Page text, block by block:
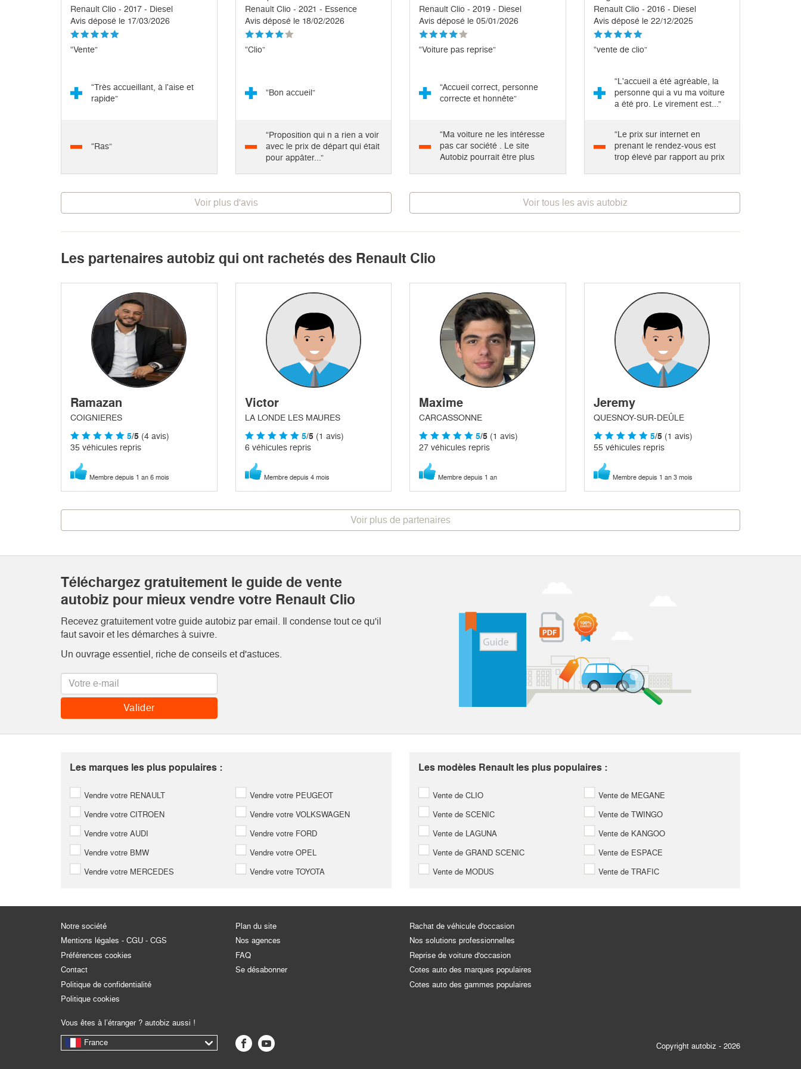
Renault Clio - 2017 - Diesel
Avis déposé le 17/03/2026
“Vente”
“Très accueillant, à l'aise et
rapide”
“Ras”
Renault Clio - 2021 - Essence
Avis déposé le 18/02/2026
“Clio”
“Bon accueil”
“Proposition qui n a rien a voir
avec le prix de départ qui était
pour appâter...”
Renault Clio - 2019 - Diesel
Avis déposé le 05/01/2026
“Voiture pas reprise”
“Accueil correct, personne
correcte et honnête”
“Ma voiture ne les intéresse
pas car société . Le site
Autobiz pourrait être plus
Renault Clio - 2016 - Diesel
Avis déposé le 22/12/2025
“vente de clio”
“L'accueil a été agréable, la
personne qui a vu ma voiture
a été pro. Le virement est...”
“Le prix sur internet en
prenant le rendez-vous est
trop élevé par rapport au prix
Voir plus d'avis Voir tous les avis autobiz
Les partenaires autobiz qui ont rachetés des Renault Clio
Ramazan
COIGNIERES
5/5 (4 avis)
35 véhicules repris
Membre depuis 1 an 6 mois
Victor
LA LONDE LES MAURES
5/5(1 avis)
6 véhicules repris
Membre depuis 4 mois
Maxime
CARCASSONNE
5/5 (1 avis)
27 véhicules repris
Membre depuis 1 an
Jeremy
QUESNOY-SUR-DEÛLE
5/5(1 avis)
55 véhicules repris
Membre depuis 1 an 3 mois
Voir plus de partenaires
Téléchargez gratuitement le guide de vente
autobiz pour mieux vendre votre Renault Clio
Recevez gratuitement votre guide autobiz par email. Il condense tout ce qu'il
faut savoir et les démarches à suivre.
Un ouvrage essentiel, riche de conseils et d'astuces.
Les marques les plus populaires :
Vendre votre RENAULT Vendre votre PEUGEOT
Vendre votre CITROEN Vendre votre VOLKSWAGEN
Vendre votre AUDI Vendre votre FORD
Vendre votre BMW Vendre votre OPEL
Vendre votre MERCEDES Vendre votre TOYOTA
Les modèles Renault les plus populaires :
Vente de CLIO Vente de MEGANE
Vente de SCENIC Vente de TWINGO
Vente de LAGUNA Vente de KANGOO
Vente de GRAND SCENIC Vente de ESPACE
Vente de MODUS Vente de TRAFIC
Notre société
Mentions légales - CGU - CGS
Préférences cookies
Contact
Politique de confidentialité
Politique cookies
Plan du site
Nos agences
FAQ
Se désabonner
Rachat de véhicule d'occasion
Nos solutions professionnelles
Reprise de voiture d'occasion
Cotes auto des marques populaires
Cotes auto des gammes populaires
Vous êtes à l’étranger ? autobiz aussi !
France Copyright autobiz - 2026